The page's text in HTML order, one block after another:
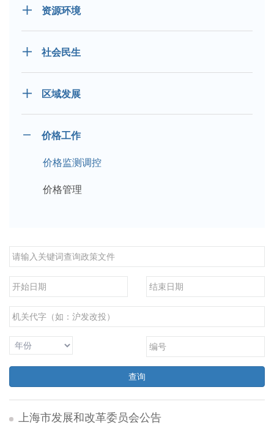
资源环境
社会民生
区域发展
价格工作
价格监测调控
价格管理
查询
上海市发展和改革委员会公告